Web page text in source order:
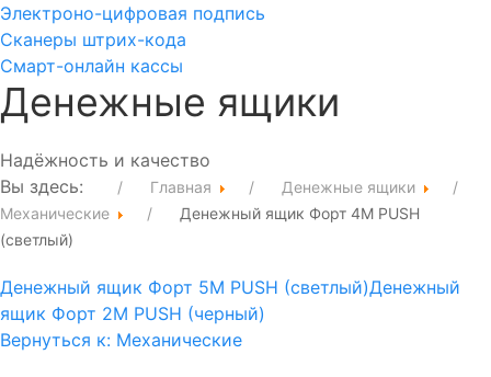
Электроно-цифровая подпись
Сканеры штрих-кода
Смарт-онлайн кассы
Денежные ящики
Надёжность и качество
Вы здесь:
Главная
Денежные ящики
Механические
Денежный ящик Форт 4М PUSH
(светлый)
Денежный ящик Форт 5М PUSH (светлый)Денежный
ящик Форт 2М PUSH (черный)
Вернуться к: Механические